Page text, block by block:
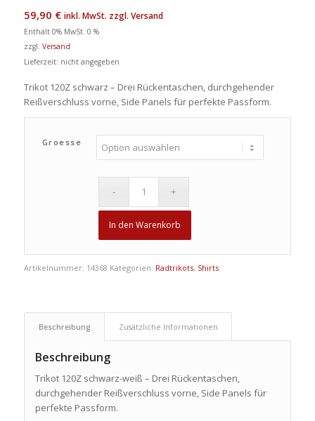
59,90 € inkl. MwSt. zzgl. Versand
Enthält 0% MwSt. 0 %
zzgl. Versand
Lieferzeit: nicht angegeben
Trikot 120Z schwarz – Drei Rückentaschen, durchgehender
Reißverschluss vorne, Side Panels für perfekte Passform.
Groesse
In den Warenkorb
Artikelnummer: 14368 Kategorien: Radtrikots, Shirts
Beschreibung Zusätzliche Informationen
Beschreibung
Trikot 120Z schwarz-weiß – Drei Rückentaschen,
durchgehender Reißverschluss vorne, Side Panels für
perfekte Passform.